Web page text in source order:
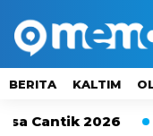
BERITA KALTIM
Cantik 2026